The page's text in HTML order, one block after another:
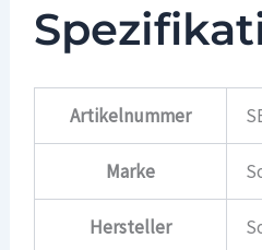
Artikelnummer
Marke
Hersteller